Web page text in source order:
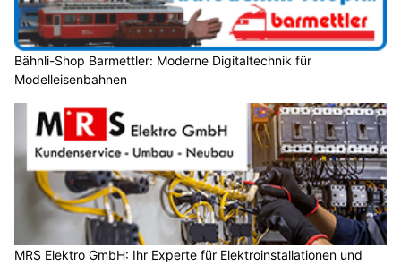
Bähnli-Shop Barmettler: Moderne Digitaltechnik für
Modelleisenbahnen
MRS Elektro GmbH: Ihr Experte für Elektroinstallationen und